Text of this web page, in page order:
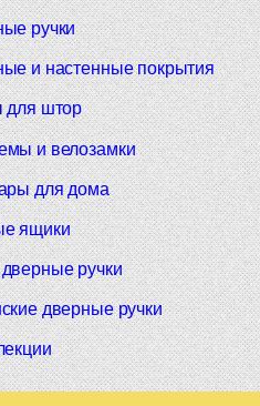
ручки
и настенные покрытия
для штор
и велозамки
для дома
ящики
ручки
дверные ручки